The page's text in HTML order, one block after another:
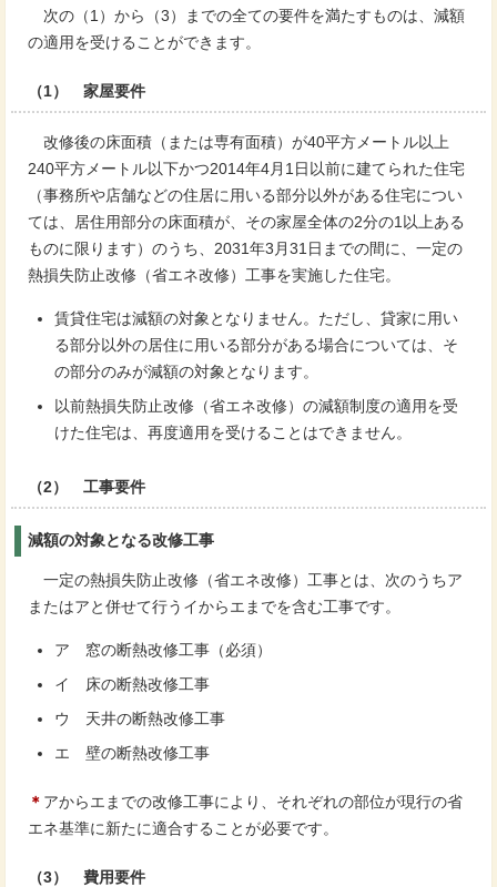
次の（1）から（3）までの全ての要件を満たすものは、減額
の適用を受けることができます。
（1） 家屋要件
改修後の床面積（または専有面積）が40平方メートル以上
240平方メートル以下かつ2014年4月1日以前に建てられた住宅
（事務所や店舗などの住居に用いる部分以外がある住宅につい
ては、居住用部分の床面積が、その家屋全体の2分の1以上ある
ものに限ります）のうち、2031年3月31日までの間に、一定の
熱損失防止改修（省エネ改修）工事を実施した住宅。
賃貸住宅は減額の対象となりません。ただし、貸家に用い
る部分以外の居住に用いる部分がある場合については、そ
の部分のみが減額の対象となります。
以前熱損失防止改修（省エネ改修）の減額制度の適用を受
けた住宅は、再度適用を受けることはできません。
（2） 工事要件
減額の対象となる改修工事
一定の熱損失防止改修（省エネ改修）工事とは、次のうちア
またはアと併せて行うイからエまでを含む工事です。
ア 窓の断熱改修工事（必須）
イ 床の断熱改修工事
ウ 天井の断熱改修工事
エ 壁の断熱改修工事
＊ アからエまでの改修工事により、それぞれの部位が現行の省
エネ基準に新たに適合することが必要です。
（3） 費用要件